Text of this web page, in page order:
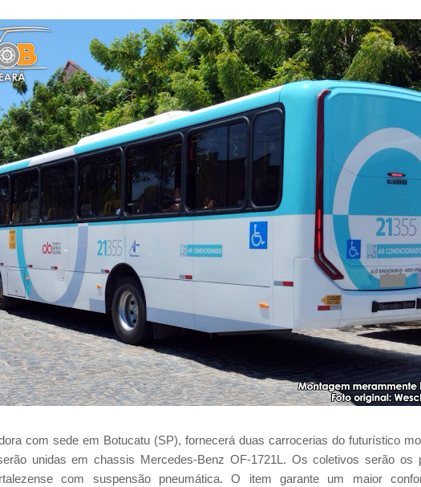
com sede em Botucatu (SP), fornecerá duas carrocerias do futurístico
unidas em chassis Mercedes-Benz OF-1721L. Os coletivos serão os
com suspensão pneumática. O item garante um maior